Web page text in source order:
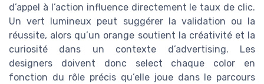
d’appel à l’action influence directement le taux de clic.
Un vert lumineux peut suggérer la validation ou la
réussite, alors qu’un orange soutient la créativité et la
curiosité dans un contexte d’advertising. Les
designers doivent donc select chaque color en
fonction du rôle précis qu’elle joue dans le parcours